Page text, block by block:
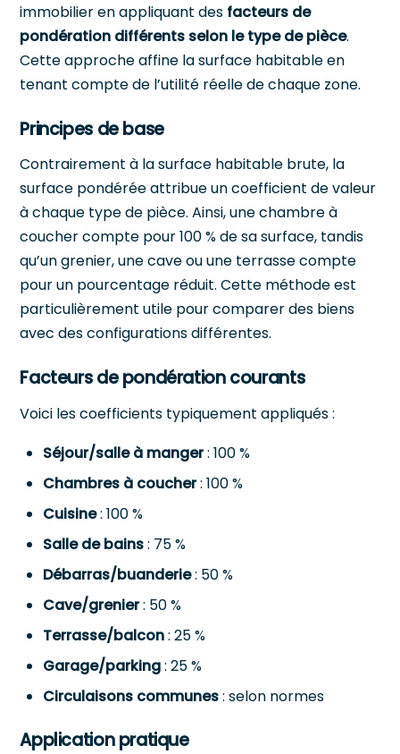
immobilier en appliquant des facteurs de
pondération différents selon le type de pièce.
Cette approche affine la surface habitable en
tenant compte de l’utilité réelle de chaque zone.
Principes de base
Contrairement à la surface habitable brute, la
surface pondérée attribue un coefficient de valeur
à chaque type de pièce. Ainsi, une chambre à
coucher compte pour 100 % de sa surface, tandis
qu’un grenier, une cave ou une terrasse compte
pour un pourcentage réduit. Cette méthode est
particulièrement utile pour comparer des biens
avec des configurations différentes.
Facteurs de pondération courants
Voici les coefficients typiquement appliqués :
Séjour/salle à manger: 100 %
Chambres à coucher: 100 %
Cuisine: 100 %
Salle de bains: 75 %
Débarras/buanderie: 50 %
Cave/grenier: 50 %
Terrasse/balcon: 25 %
Garage/parking: 25 %
Circulaisons communes: selon normes
Application pratique